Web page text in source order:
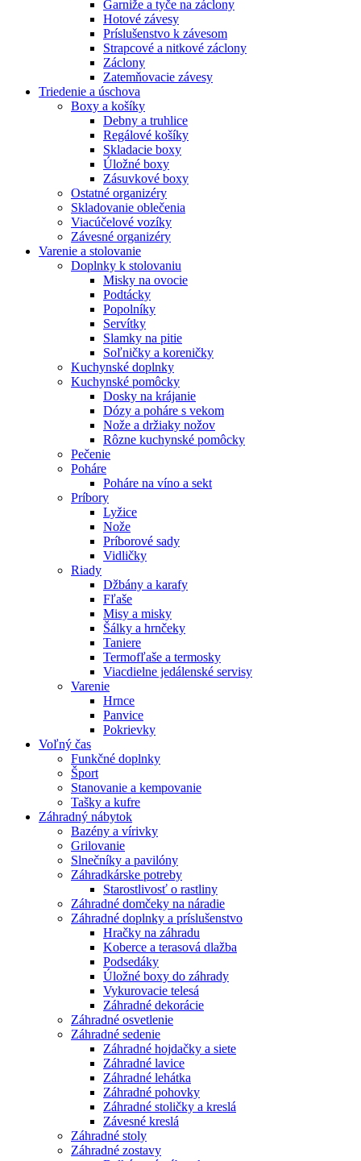
Garniže a tyče na záclony
Hotové závesy
Príslušenstvo k závesom
Strapcové a nitkové záclony
Záclony
Zatemňovacie závesy
Triedenie a úschova
Boxy a košíky
Debny a truhlice
Regálové košíky
Skladacie boxy
Úložné boxy
Zásuvkové boxy
Ostatné organizéry
Skladovanie oblečenia
Viacúčelové vozíky
Závesné organizéry
Varenie a stolovanie
Doplnky k stolovaniu
Misky na ovocie
Podtácky
Popolníky
Servítky
Slamky na pitie
Soľničky a koreničky
Kuchynské doplnky
Kuchynské pomôcky
Dosky na krájanie
Dózy a poháre s vekom
Nože a držiaky nožov
Rôzne kuchynské pomôcky
Pečenie
Poháre
Poháre na víno a sekt
Príbory
Lyžice
Nože
Príborové sady
Vidličky
Riady
Džbány a karafy
Fľaše
Misy a misky
Šálky a hrnčeky
Taniere
Termofľaše a termosky
Viacdielne jedálenské servisy
Varenie
Hrnce
Panvice
Pokrievky
Voľný čas
Funkčné doplnky
Šport
Stanovanie a kempovanie
Tašky a kufre
Záhradný nábytok
Bazény a vírivky
Grilovanie
Slnečníky a pavilóny
Záhradkárske potreby
Starostlivosť o rastliny
Záhradné domčeky na náradie
Záhradné doplnky a príslušenstvo
Hračky na záhradu
Koberce a terasová dlažba
Podsedáky
Úložné boxy do záhrady
Vykurovacie telesá
Záhradné dekorácie
Záhradné osvetlenie
Záhradné sedenie
Záhradné hojdačky a siete
Záhradné lavice
Záhradné lehátka
Záhradné pohovky
Záhradné stoličky a kreslá
Závesné kreslá
Záhradné stoly
Záhradné zostavy